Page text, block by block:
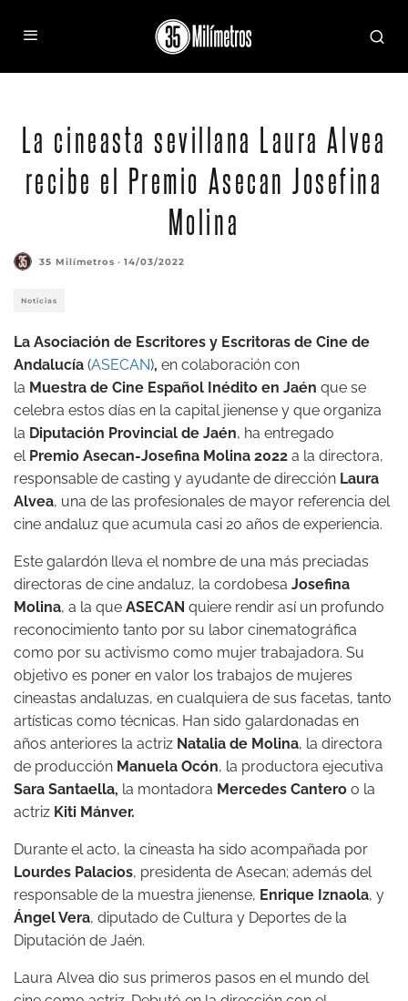
La cineasta sevillana Laura Alvea
recibe el Premio Asecan Josefina
Molina
35 Milímetros · 14/03/2022
Noticias
La Asociación de Escritores y Escritoras de Cine de
Andalucía (ASECAN), en colaboración con
la Muestra de Cine Español Inédito en Jaén que se
celebra estos días en la capital jienense y que organiza
la Diputación Provincial de Jaén, ha entregado
el Premio Asecan-Josefina Molina 2022 a la directora,
responsable de casting y ayudante de dirección Laura
Alvea, una de las profesionales de mayor referencia del
cine andaluz que acumula casi 20 años de experiencia.
Este galardón lleva el nombre de una más preciadas
directoras de cine andaluz, la cordobesa Josefina
Molina, a la que ASECAN quiere rendir así un profundo
reconocimiento tanto por su labor cinematográfica
como por su activismo como mujer trabajadora. Su
objetivo es poner en valor los trabajos de mujeres
cineastas andaluzas, en cualquiera de sus facetas, tanto
artísticas como técnicas. Han sido galardonadas en
años anteriores la actriz Natalia de Molina, la directora
de producción Manuela Ocón, la productora ejecutiva
Sara Santaella, la montadora Mercedes Cantero o la
actriz Kiti Mánver.
Durante el acto, la cineasta ha sido acompañada por
Lourdes Palacios, presidenta de Asecan; además del
responsable de la muestra jienense, Enrique Iznaola, y
Ángel Vera, diputado de Cultura y Deportes de la
Diputación de Jaén.
Laura Alvea dio sus primeros pasos en el mundo del